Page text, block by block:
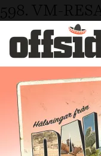
598. VM-